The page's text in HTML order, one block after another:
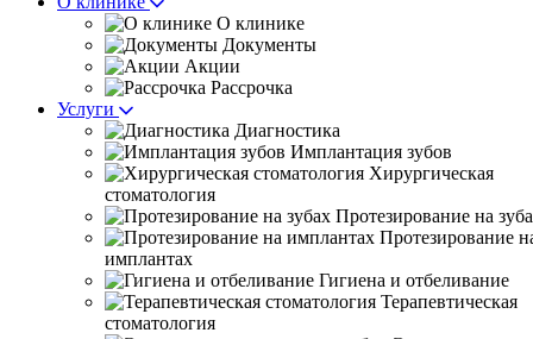
О клинике
Документы
Акции
Рассрочка
Услуги
Диагностика
Имплантация зубов
Хирургическая
стоматология
Протезирование на
Протезирование
имплантах
Гигиена и отбеливание
Терапевтическая
стоматология